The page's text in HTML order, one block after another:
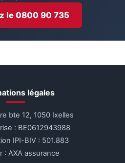
le 0800 90 735
légales
bte 12, 1050 Ixelles
: BE0612943988
IPI-BIV : 501.883
: AXA assurance